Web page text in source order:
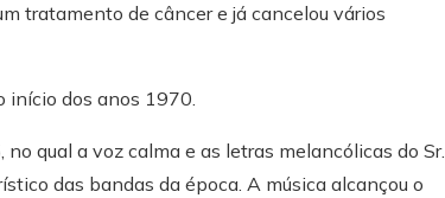
tratamento de câncer e já cancelou vários
início dos anos 1970.
qual a voz calma e as letras melancólicas do Sr.
das bandas da época. A música alcançou o